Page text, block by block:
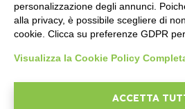
CREA IL TUO GESTIONALE
Developer
API
personalizzazione degli annunci.
alla privacy, è possibile scegliere di
cookie. Clicca su preferenze GDPR
Visualizza la Cookie Policy
ACCETTA